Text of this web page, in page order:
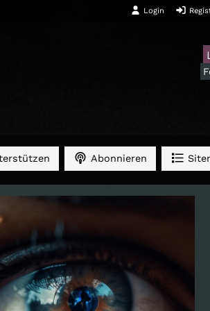
Login
Abonnieren